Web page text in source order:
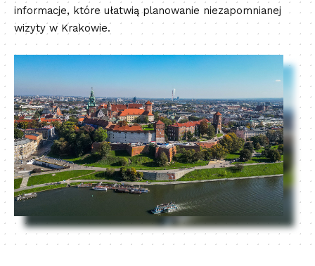
informacje, które ułatwią planowanie niezapomnianej
wizyty w Krakowie.